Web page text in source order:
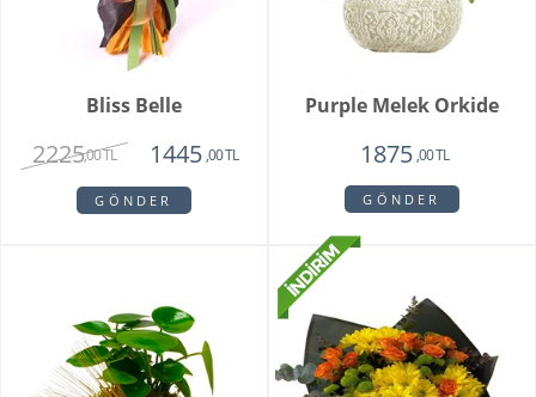
Bliss Belle
2225,00 TL 1445 ,00 TL
GÖNDER
Purple Melek Orkide
1875 ,00 TL
GÖNDER